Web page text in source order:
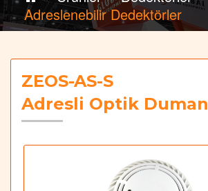
Adreslenebilir Dedektörler
ZEOS-AS-S
Adresli Optik Duman